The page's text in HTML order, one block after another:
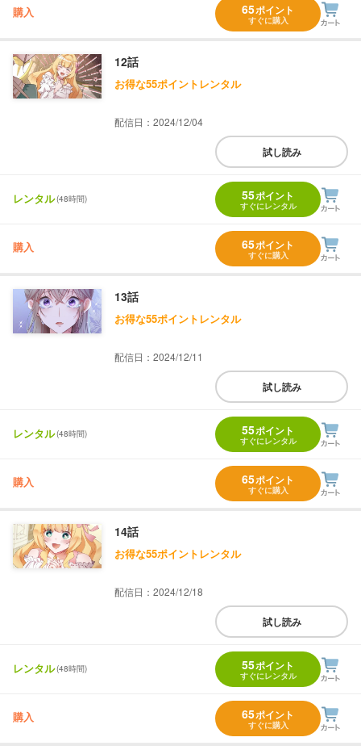
購入 65ポイント
すぐに購入
12話
お得な55ポイントレンタル
配信日：2024/12/04
試し読み
レンタル(48時間) 55ポイント
すぐにレンタル
購入 65ポイント
すぐに購入
13話
お得な55ポイントレンタル
配信日：2024/12/11
試し読み
レンタル(48時間) 55ポイント
すぐにレンタル
購入 65ポイント
すぐに購入
14話
お得な55ポイントレンタル
配信日：2024/12/18
試し読み
レンタル(48時間) 55ポイント
すぐにレンタル
購入 65ポイント
すぐに購入